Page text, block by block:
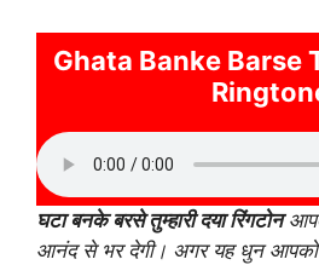
Ghata Banke Barse
घटा बनके बरसे तुम्हारी दया रिंगटोन
आनंद से भर देगी। अगर यह धुन आपको